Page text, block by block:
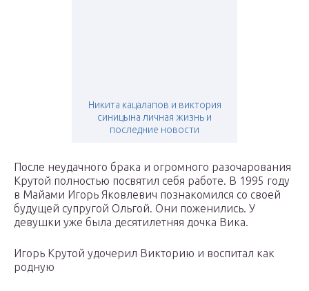
Никита кацалапов и виктория
синицына личная жизнь и
последние новости
После неудачного брака и огромного разочарования
Крутой полностью посвятил себя работе. В 1995 году
в Майами Игорь Яковлевич познакомился со своей
будущей супругой Ольгой. Они поженились. У
девушки уже была десятилетняя дочка Вика.
Игорь Крутой удочерил Викторию и воспитал как
родную